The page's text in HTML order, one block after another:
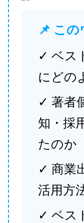
📌 こ
✓ ベス
にどの
✓ 著者
知・採
たのか
✓ 商業
活用方
✓ ベス